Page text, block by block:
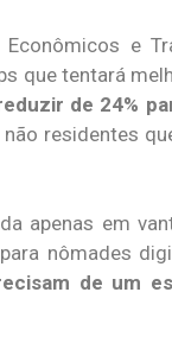
e
que tentará
de 24%
residentes
apenas em
nômades
de um